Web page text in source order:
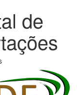
de